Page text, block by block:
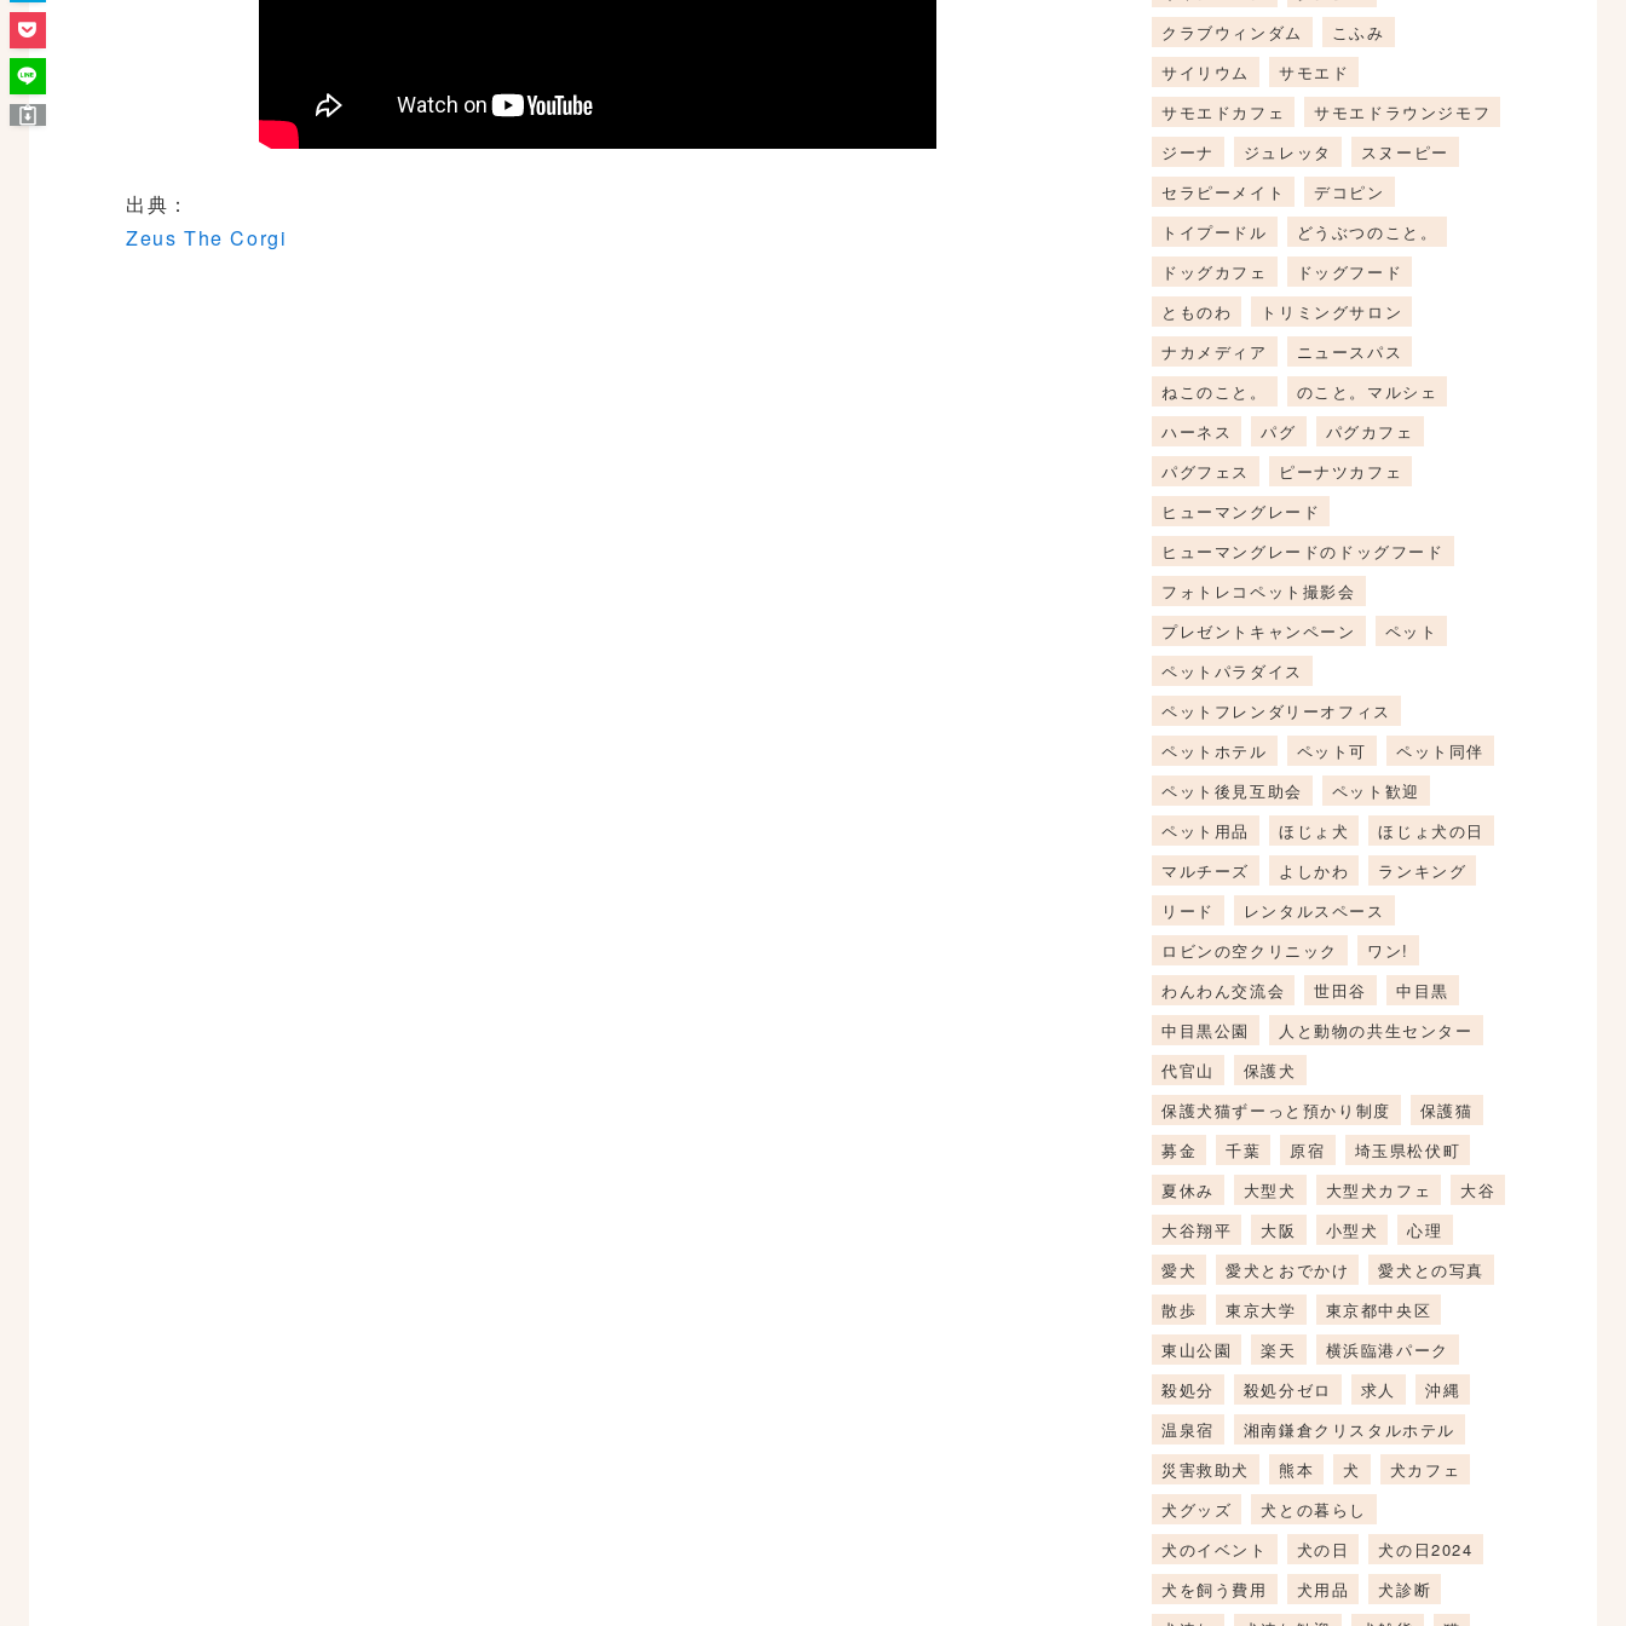
出典：
Zeus The Corgi
クラブウィンダム
こふみ
サイリウム
サモエド
サモエドカフェ
サモエドラウンジモフ
ジーナ
ジュレッタ
スヌーピー
セラピーメイト
デコピン
トイプードル
どうぶつのこと。
ドッグカフェ
ドッグフード
とものわ
トリミングサロン
ナカメディア
ニュースパス
ねこのこと。
のこと。マルシェ
ハーネス
パグ
パグカフェ
パグフェス
ピーナツカフェ
ヒューマングレード
ヒューマングレードのドッグフード
フォトレコペット撮影会
プレゼントキャンペーン
ペット
ペットパラダイス
ペットフレンダリーオフィス
ペットホテル
ペット可
ペット同伴
ペット後見互助会
ペット歓迎
ペット用品
ほじょ犬
ほじょ犬の日
マルチーズ
よしかわ
ランキング
リード
レンタルスペース
ロビンの空クリニック
ワン!
わんわん交流会
世田谷
中目黒
中目黒公園
人と動物の共生センター
代官山
保護犬
保護犬猫ずーっと預かり制度
保護猫
募金
千葉 原宿
埼玉県松伏町
夏休み
大型犬 大型犬カフェ
大谷
大谷翔平
大阪 小型犬
心理
愛犬
愛犬とおでかけ
愛犬との写真
散歩
東京大学
東京都中央区
東山公園
楽天
横浜臨港パーク
殺処分
殺処分ゼロ 求人
沖縄
温泉宿
湘南鎌倉クリスタルホテル
災害救助犬
熊本 犬
犬カフェ
犬グッズ
犬との暮らし
犬のイベント
犬の日
犬の日2024
犬を飼う費用
犬用品
犬診断